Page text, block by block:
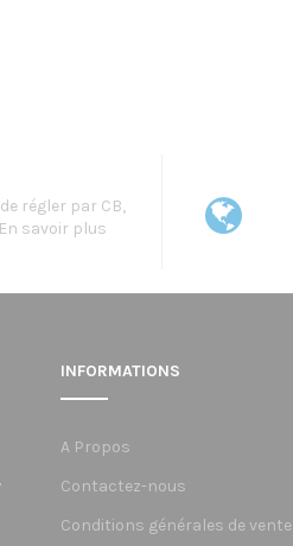
régler par CB,
En savoir plus
INFORMATIONS
A Propos
Contactez-nous
Conditions générales de vente